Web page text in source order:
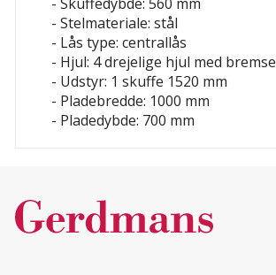
- Stelmateriale: stål
- Lås type: centrallås
- Hjul: 4 drejelige hjul med bremse
- Udstyr: 1 skuffe 1520 mm
- Pladebredde: 1000 mm
- Pladedybde: 700 mm